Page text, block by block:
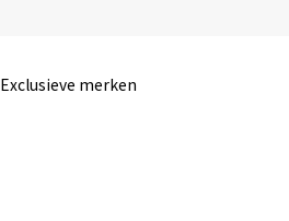
Exclusieve merken